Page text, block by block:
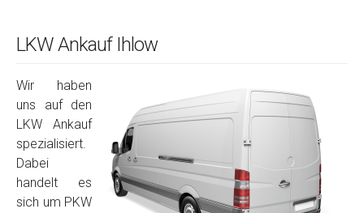
LKW Ankauf Ihlow
Wir haben
uns auf den
LKW Ankauf
spezialisiert.
Dabei
handelt es
sich um PKW